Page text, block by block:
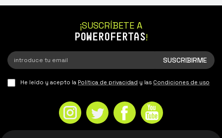
¡SUSCRÍBETE A
POWEROFERTAS!
He leído y acepto la Política de privacidad y las Condiciones de uso